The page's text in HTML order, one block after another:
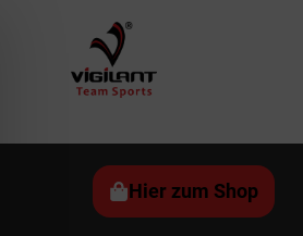
Hier zum Shop